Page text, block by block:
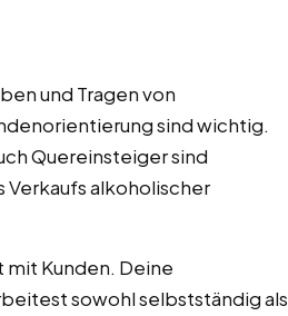
und Tragen von
sind wichtig.
Quereinsteiger sind
Verkaufs alkoholischer
mit Kunden. Deine
sowohl selbstständig als